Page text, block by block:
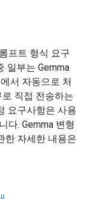
프트 형식 요구
일부는 Gemma
서 자동으로 처
직접 전송하는
요구사항은 사용
다. Gemma 변형
한 자세한 내용은